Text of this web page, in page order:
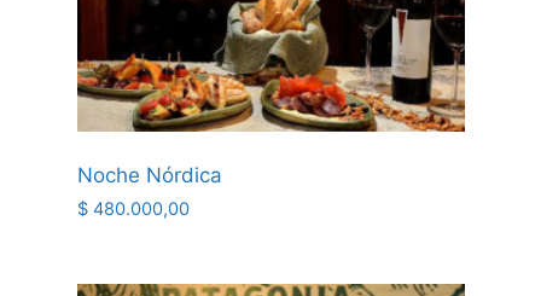
Noche Nórdica
$480.000,00